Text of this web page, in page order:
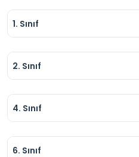
1. Sınıf
2. Sınıf
4. Sınıf
6. Sınıf